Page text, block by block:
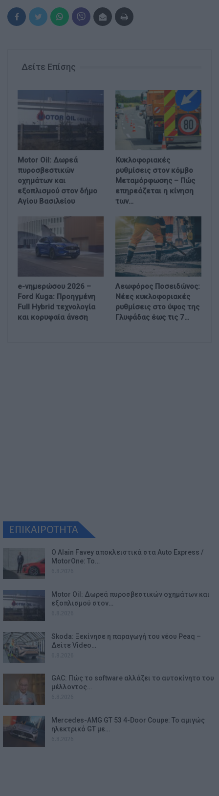
Δείτε Επίσης
Motor Oil: Δωρεά
πυροσβεστικών
οχημάτων και
εξοπλισμού στον δήμο
Αγίου Βασιλείου
Κυκλοφοριακές
ρυθμίσεις στον κόμβο
Μεταμόρφωσης – Πώς
επηρεάζεται η κίνηση
των…
e-νημερώσου 2026 –
Ford Kuga: Προηγμένη
Full Hybrid τεχνολογία
και κορυφαία άνεση
Λεωφόρος Ποσειδώνος:
Νέες κυκλοφοριακές
ρυθμίσεις στο ύψος της
Γλυφάδας έως τις 7…
ΕΠΙΚΑΙΡΟΤΗΤΑ
Ο Alain Favey αποκλειστικά στα Auto Express /
MotorOne: Το…
Motor Oil: Δωρεά πυροσβεστικών οχημάτων και
εξοπλισμού στον…
Skoda: Ξεκίνησε η παραγωγή του νέου Peaq –
Δείτε Video…
GAC: Πώς το software αλλάζει το αυτοκίνητο του
μέλλοντος…
Mercedes-AMG GT 53 4-Door Coupe: Το αμιγώς
ηλεκτρικό GT με…